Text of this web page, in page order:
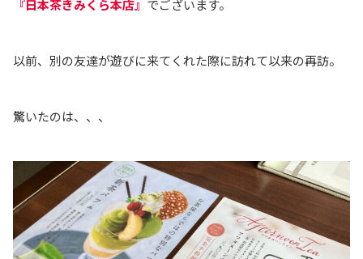
『日本茶きみくら本店』 でございます。
以前、別の友達が遊びに来てくれた際に訪れて以来の再訪。
驚いたのは、、、